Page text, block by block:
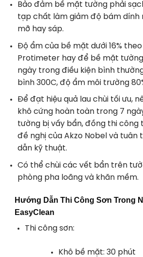
Bảo đảm bề mặt tường phải
tạp chất làm giảm độ bám dính
mỡ hay sáp.
Độ ẩm của bề mặt dưới 16%
Protimeter hay để bề mặt tường
ngày trong điều kiện bình
bình 300C, độ ẩm môi trường
Để đạt hiệu quả lau chùi tối ưu,
khô cứng hoàn toàn trong 7
tường bị vấy bẩn, đồng thi công
đề nghị của Akzo Nobel và tuân
dẫn kỹ thuật.
Có thể chùi các vết bẩn trên
phòng pha loãng và khăn mềm.
Hướng Dẫn Thi Công Sơn Trong
EasyClean
Thi công sơn:
Khô bề mặt: 30 phút